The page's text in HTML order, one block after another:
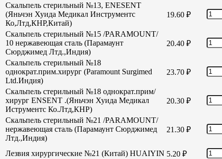
Скальпель стерильный №13, ENESENT
(Яньчэн Хуида Медикал Инструментс
Ко,Лтд,КНР,Китай)
19.60 ₽
Скальпель стерильный №15 /PARAMOUNT/
10 нержавеющая сталь (Парамаунт
Сюрджимед Лтд.,Индия)
20.40 ₽
Скальпель стерильный №18
однократ.прим.хирург (Paramount Surgimed
Ltd.Индия)
23.70 ₽
Скальпель стерильный №18 однократ.прим/
хирург ENSENT .(Яньчэн Хуида Медикал
Иструментс Ко.Лтд,КНР)
20.30 ₽
Скальпель стерильный №21 /PARAMOUNT/
нержавеющая сталь (Парамаунт Сюрджимед
Лтд.,Индия)
21.30 ₽
Лезвия хирургические №21 (Китай) HUAIYIN 5.20 ₽